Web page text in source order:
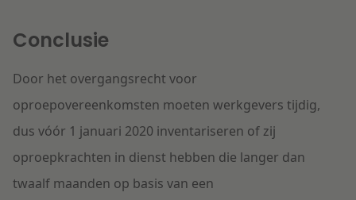
Conclusie
Door het overgangsrecht voor
oproepovereenkomsten moeten werkgevers tijdig,
dus vóór 1 januari 2020 inventariseren of zij
oproepkrachten in dienst hebben die langer dan
twaalf maanden op basis van een